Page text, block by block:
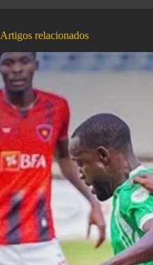
Artigos relacionados